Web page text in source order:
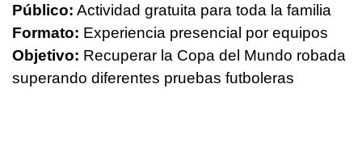
Público: Actividad gratuita para toda la familia
Formato: Experiencia presencial por equipos
Objetivo: Recuperar la Copa del Mundo robada
superando diferentes pruebas futboleras